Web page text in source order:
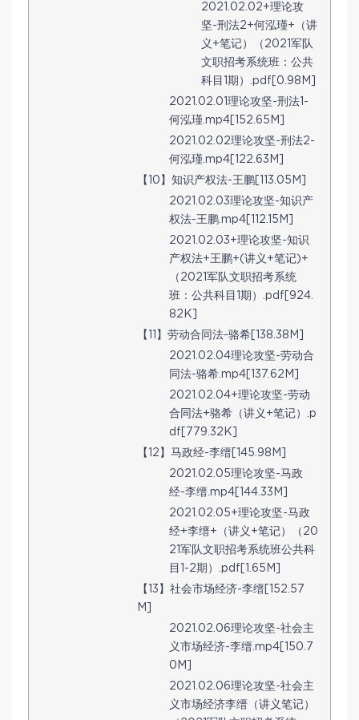
2021.02.02+理论攻
坚-刑法2+何泓瑾+（讲
义+笔记）（2021军队
文职招考系统班：公共
科目1期）.pdf[0.98M]
2021.02.01理论攻坚-刑法1-
何泓瑾.mp4[152.65M]
2021.02.02理论攻坚-刑法2-
何泓瑾.mp4[122.63M]
【10】知识产权法-王鹏[113.05M]
2021.02.03理论攻坚-知识产
权法-王鹏.mp4[112.15M]
2021.02.03+理论攻坚-知识
产权法+王鹏+(讲义+笔记)+
（2021军队文职招考系统
班：公共科目1期）.pdf[924.
82K]
【11】劳动合同法-骆希[138.38M]
2021.02.04理论攻坚-劳动合
同法-骆希.mp4[137.62M]
2021.02.04+理论攻坚-劳动
合同法+骆希（讲义+笔记）.p
df[779.32K]
【12】马政经-李缙[145.98M]
2021.02.05理论攻坚-马政
经-李缙.mp4[144.33M]
2021.02.05+理论攻坚-马政
经+李缙+（讲义+笔记）（20
21军队文职招考系统班公共科
目1-2期）.pdf[1.65M]
【13】社会市场经济-李缙[152.57
M]
2021.02.06理论攻坚-社会主
义市场经济-李缙.mp4[150.7
0M]
2021.02.06理论攻坚-社会主
义市场经济李缙（讲义笔记）